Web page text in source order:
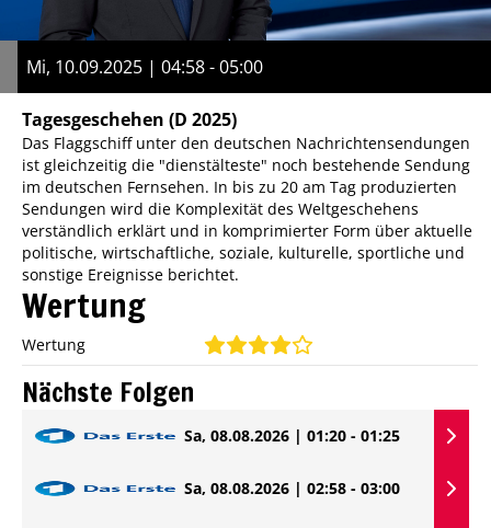
Mi, 10.09.2025 | 04:58 - 05:00
Tagesgeschehen (D 2025)
Das Flaggschiff unter den deutschen Nachrichtensendungen
ist gleichzeitig die "dienstälteste" noch bestehende Sendung
im deutschen Fernsehen. In bis zu 20 am Tag produzierten
Sendungen wird die Komplexität des Weltgeschehens
verständlich erklärt und in komprimierter Form über aktuelle
politische, wirtschaftliche, soziale, kulturelle, sportliche und
sonstige Ereignisse berichtet.
Wertung
Wertung
Nächste Folgen
Sa, 08.08.2026 | 01:20 - 01:25
Sa, 08.08.2026 | 02:58 - 03:00